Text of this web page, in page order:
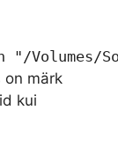
"/Volumes/
on märk
kui